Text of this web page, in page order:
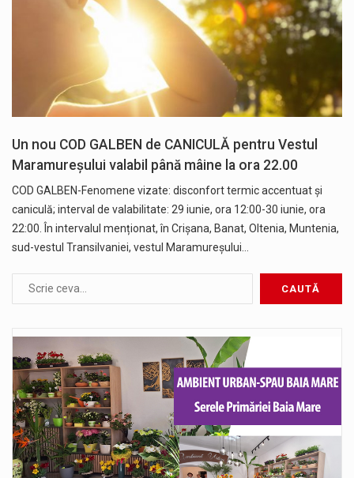
Un nou COD GALBEN de CANICULĂ pentru Vestul
Maramureșului valabil până mâine la ora 22.00
COD GALBEN-Fenomene vizate: disconfort termic accentuat și
caniculă; interval de valabilitate: 29 iunie, ora 12:00-30 iunie, ora
22:00. În intervalul menționat, în Crișana, Banat, Oltenia, Muntenia,
sud-vestul Transilvaniei, vestul Maramureșului…